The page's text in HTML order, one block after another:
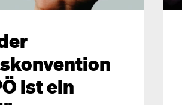
ist ein